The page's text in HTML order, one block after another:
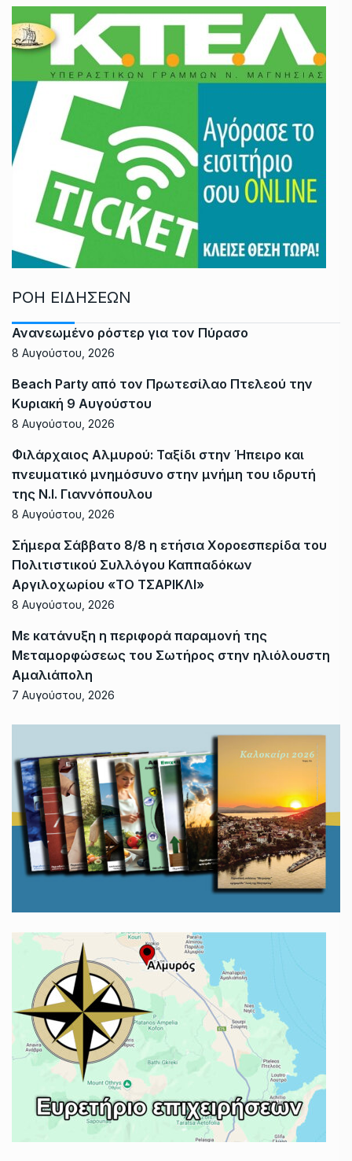
ΡΟΗ ΕΙΔΗΣΕΩΝ
Ανανεωμένο ρόστερ για τον Πύρασο
8 Αυγούστου, 2026
Beach Party από τον Πρωτεσίλαο Πτελεού την
Κυριακή 9 Αυγούστου
8 Αυγούστου, 2026
Φιλάρχαιος Αλμυρού: Ταξίδι στην Ήπειρο και
πνευματικό μνημόσυνο στην μνήμη του ιδρυτή
της Ν.Ι. Γιαννόπουλου
8 Αυγούστου, 2026
Σήμερα Σάββατο 8/8 η ετήσια Χοροεσπερίδα του
Πολιτιστικού Συλλόγου Καππαδόκων
Αργιλοχωρίου «ΤΟ ΤΣΑΡΙΚΛΙ»
8 Αυγούστου, 2026
Με κατάνυξη η περιφορά παραμονή της
Μεταμορφώσεως του Σωτήρος στην ηλιόλουστη
Αμαλιάπολη
7 Αυγούστου, 2026